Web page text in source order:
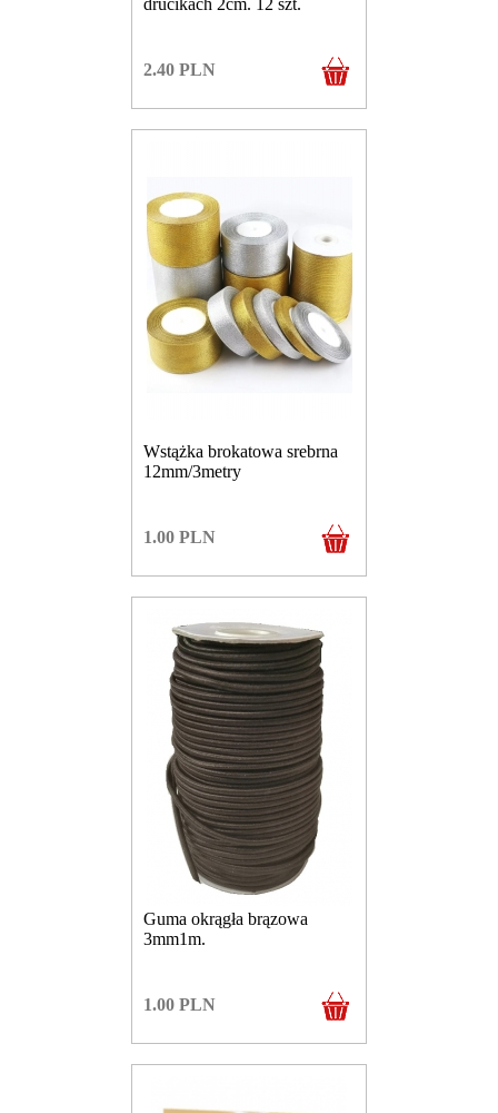
drucikach 2cm. 12 szt.
2.40 PLN
Wstążka brokatowa srebrna
12mm/3metry
1.00 PLN
Guma okrągła brązowa
3mm1m.
1.00 PLN